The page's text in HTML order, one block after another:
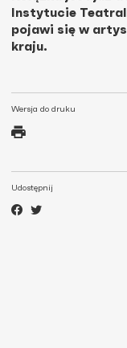
Wersja do druku
Udostępnij
Instytucie
pojawi się w
kraju.